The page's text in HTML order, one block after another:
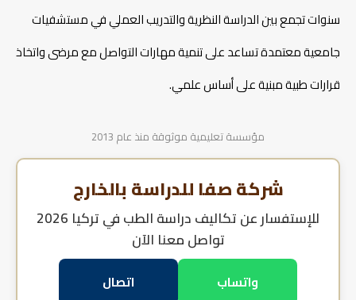
سنوات تجمع بين الدراسة النظرية والتدريب العملي في مستشفيات
جامعية معتمدة تساعد على تنمية مهارات التواصل مع مرضى واتخاذ
قرارات طبية مبنية على أساس علمي.
مؤسسة تعليمية موثوقة منذ عام 2013
شركة صفا للدراسة بالخارج
للإستفسار عنتكاليف دراسة الطب في تركيا 2026
تواصل معنا الآن
واتساب اتصال